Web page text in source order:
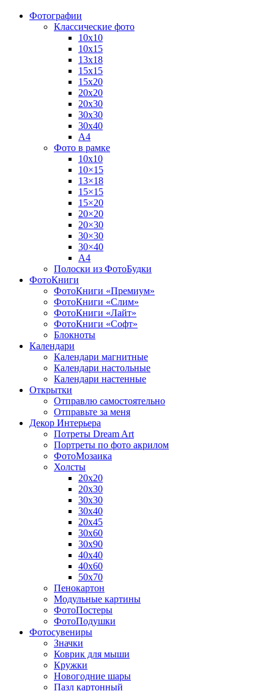
Фотографии
Классические фото
10х10
10х15
13х18
15х15
15х20
20х20
20х30
30х30
30х40
А4
Фото в рамке
10х10
10×15
13×18
15×15
15×20
20×20
20×30
30×30
30×40
A4
Полоски из ФотоБудки
ФотоКниги
ФотоКниги «Премиум»
ФотоКниги «Слим»
ФотоКниги «Лайт»
ФотоКниги «Софт»
Блокноты
Календари
Календари магнитные
Календари настольные
Календари настенные
Открытки
Отправлю самостоятельно
Отправьте за меня
Декор Интерьера
Потреты Dream Art
Портреты по фото акрилом
ФотоМозаика
Холсты
20х20
20х30
30х30
30х40
20х45
30х60
30х90
40х40
40х60
50х70
Пенокартон
Модульные картины
ФотоПостеры
ФотоПодушки
Фотоcувениры
Значки
Коврик для мыши
Кружки
Новогодние шары
Пазл картонный